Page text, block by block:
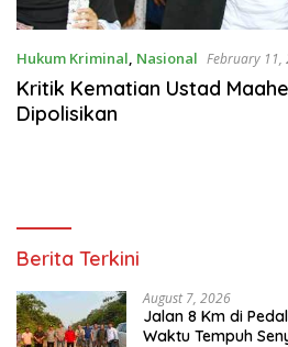
Hukum Kriminal, Nasional February 11,
Kritik Kematian Ustad
Dipolisikan
Berita Terkini
August 7, 2026
Jalan 8 Km di
Waktu Tempuh